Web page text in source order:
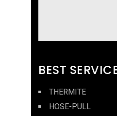
BEST
THERMITE
HOSE-PULL